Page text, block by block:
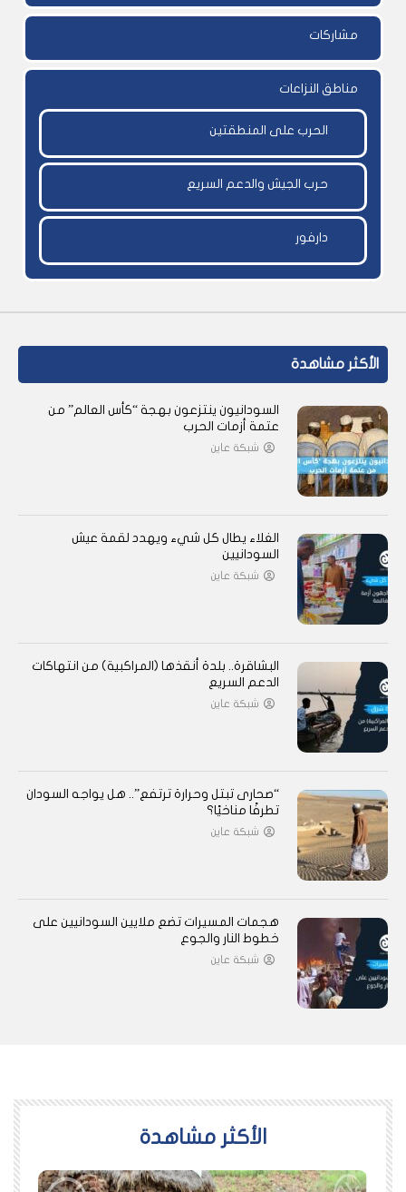
مشاركات
مناطق النزاعات
الحرب على المنطقتين
حرب الجيش والدعم السريع
دارفور
الأكثر مشاهدة
السودانيون ينتزعون بهجة “كأس العالم” من
عتمة أزمات الحرب
شبكة عاين
الغلاء يطال كل شيء ويهدد لقمة عيش
السودانيين
شبكة عاين
البشاقرة.. بلدة أنقذها (المراكبية) من انتهاكات
الدعم السريع
شبكة عاين
“صحارى تبتل وحرارة ترتفع”.. هل يواجه السودان
تطرفًا مناخيًا؟
شبكة عاين
هجمات المسيرات تضع ملايين السودانيين على
خطوط النار والجوع
شبكة عاين
اﻷكثر مشاهدة